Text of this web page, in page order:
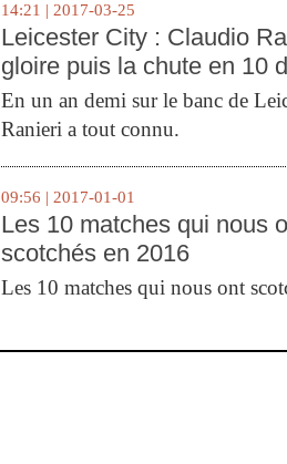
14:21 | 2017-03-25
Leicester City : Claudio
gloire puis la chute en 10
En un an demi sur le banc de
Ranieri a tout connu.
09:56 | 2017-01-01
Les 10 matches qui nous
scotchés en 2016
Les 10 matches qui nous ont